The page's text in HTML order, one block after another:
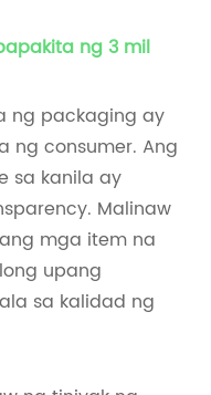
ng 3 mil
ng packaging ay
ng consumer. Ang
sa kanila ay
Malinaw
mga item na
upang
sa kalidad ng